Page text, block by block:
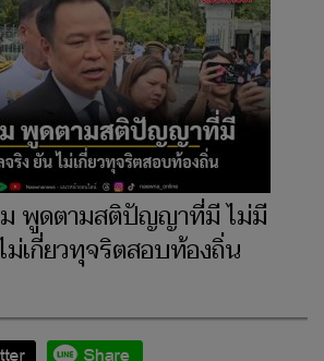
พูดตามสติปัญญาที่มี ไม่มี
เกี่ยวทุจริตสอบท้องถิ่น